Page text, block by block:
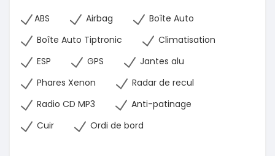
ABS Airbag
Boîte Auto
Boîte Auto Tiptronic
Climatisation
ESP
GPS
Jantes alu
Phares Xenon
Radar de recul
Radio CD MP3
Anti-patinage
Cuir
Ordi de bord